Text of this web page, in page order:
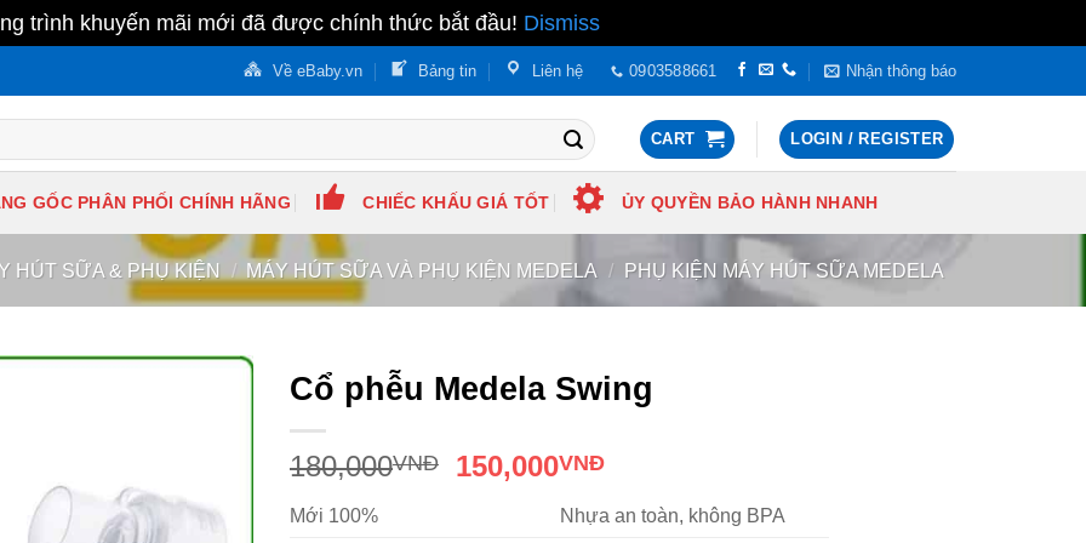
trình khuyến mãi mới đã được chính thức bắt đầu! Dismiss
Về eBaby.vn Bảng tin Liên hệ 0903588661 Nhận thông báo
CART LOGIN / REGISTER
GỐC PHÂN PHỐI CHÍNH HÃNG CHIẾC KHẤU GIÁ TỐT ỦY QUYỀN BẢO HÀNH NHANH
HÚT SỮA & PHỤ KIỆN / MÁY HÚT SỮA VÀ PHỤ KIỆN MEDELA / PHỤ KIỆN MÁY HÚT SỮA MEDELA
Cổ phễu Medela Swing
180,000VNĐ 150,000VNĐ
Mới 100% Nhựa an toàn, không BPA